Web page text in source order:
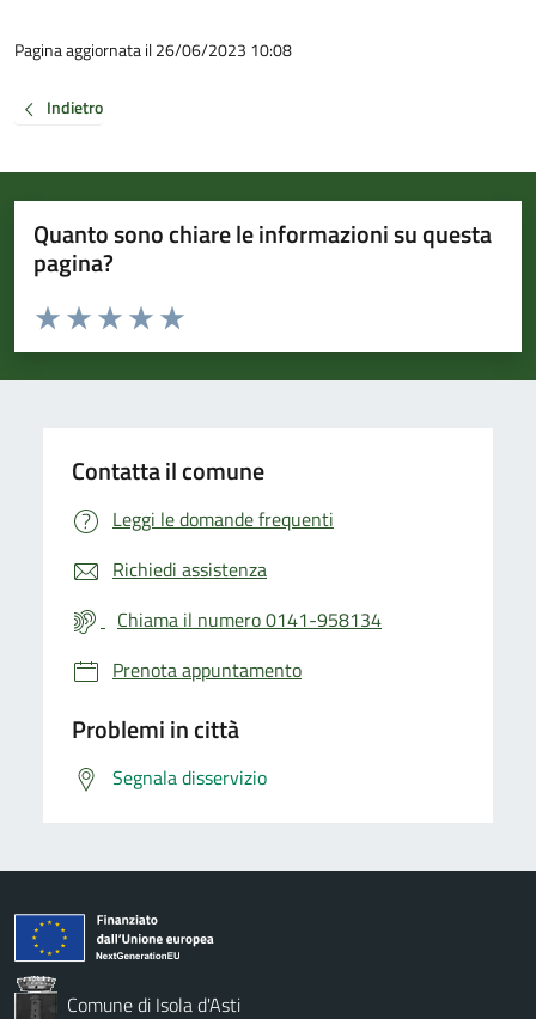
Pagina aggiornata il 26/06/2023 10:08
Indietro
Quanto sono chiare le informazioni su questa
pagina?
Valuta da 1 a 5 stelle la pagina
Valuta 5 stelle su 5
Valuta 4 stelle su 5
Valuta 3 stelle su 5
Valuta 2 stelle su 5
Valuta 1 stelle su 5
Contatta il comune
Leggi le domande frequenti
Richiedi assistenza
Chiama il numero 0141-958134
Prenota appuntamento
Problemi in città
Segnala disservizio
Comune di Isola d'Asti